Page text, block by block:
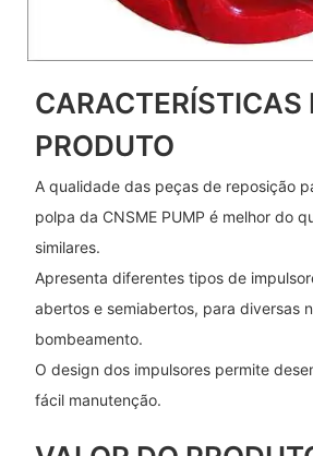
CARACTERÍSTICAS
PRODUTO
A qualidade das peças de reposição
polpa da CNSME PUMP é melhor do
similares.
Apresenta diferentes tipos de
abertos e semiabertos, para diversas
bombeamento.
O design dos impulsores permite
fácil manutenção.